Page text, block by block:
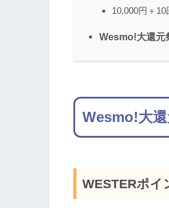
10,000円＋
Wesmo!大還元
Wesmo!大還
WESTERポイ